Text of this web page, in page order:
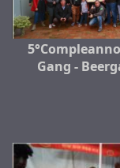
Gang -